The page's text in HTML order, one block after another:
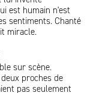
est humain n'est
sentiments. Chanté
miracle.
sur scène.
proches de
pas seulement